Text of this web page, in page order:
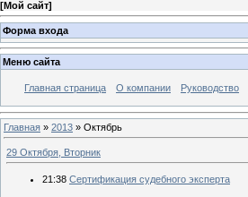
[Мой сайт]
Форма входа
Меню сайта
Главная страница О компании Руководство
Главная » 2013 » Октябрь
29 Октября, Вторник
21:38 Сертификация судебного эксперта